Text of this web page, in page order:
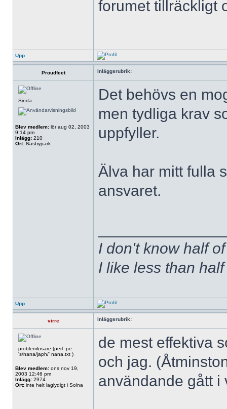
forumet tillräckligt
Upp
Proudfeet Inläggsrubrik:
Sinda
Blev medlem: lör aug 02, 2003
9:14 pm
Inlägg: 210
Ort: Näsbypark
Det behövs en
men tydliga krav
uppfyller.
Älva har mitt fulla
ansvaret.
I don't know half
I like less than
Upp
virre Inläggsrubrik:
problemlösare (perl -pe
's/nana/japh/' nana.txt )
Blev medlem: ons nov 19,
2003 12:46 pm
Inlägg: 2974
Ort: inte helt laglydigt i Solna
de mest effektiva
och jag.
användande gått i